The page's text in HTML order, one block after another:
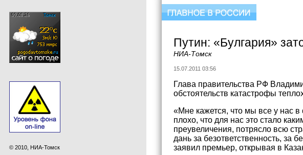
© 2010, НИА-Томск
Путин: «Булгария»
НИА-Томск
15.07.2011 03:56
Глава правительства РФ
обстоятельств катастрофы
«Мне кажется, что мы все у нас в
плохо, что для нас это стало
преувеличения, потрясло всю
дань за безответственность, за
заявил премьер, открывая в